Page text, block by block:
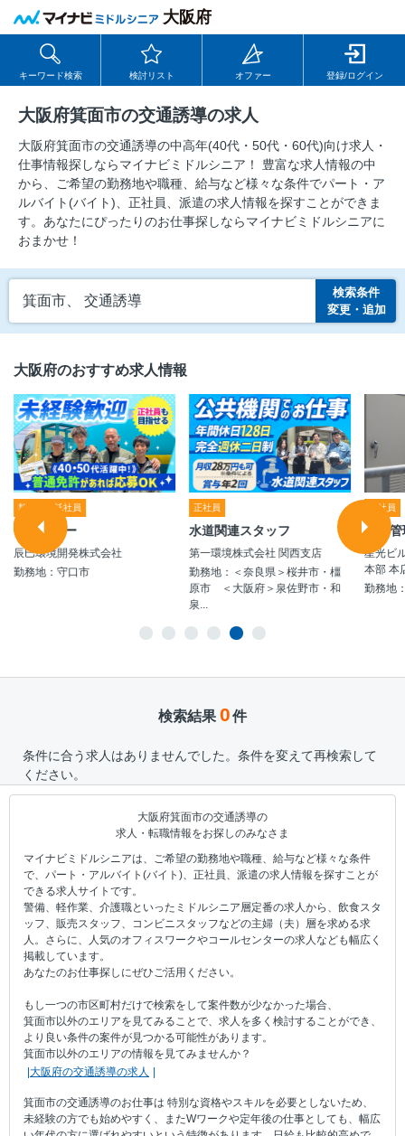
大阪府
キーワード検索 検討リスト オファー 登録/ログイン
大阪府箕面市の交通誘導の求人
大阪府箕面市の交通誘導の中⾼年(40代・50代・60代)向け求⼈・
仕事情報探しならマイナビミドルシニア！ 豊富な求人情報の中
から、ご希望の勤務地や職種、給与など様々な条件でパート・ア
ルバイト(バイト)、正社員、派遣の求人情報を探すことができま
す。あなたにぴったりのお仕事探しならマイナビミドルシニアに
おまかせ！
箕面市、 交通誘導
検索条件
変更・追加
大阪府のおすすめ求人情報
契約・嘱託社員
ドライバー
辰巳環境開発株式会社
勤務地：守口市
正社員
水道関連スタッフ
第一環境株式会社 関西支店
勤務地：＜奈良県＞桜井市・橿
原市 ＜大阪府＞泉佐野市・和
泉...
正社員
設備
星光ビ
本部 本
勤務地
検索結果 0件
条件に合う求人はありませんでした。条件を変えて再検索して
ください。
大阪府箕面市の交通誘導の
求人・転職情報をお探しのみなさま
マイナビミドルシニアは、ご希望の勤務地や職種、給与など様々な条件
で、パート・アルバイト(バイト)、正社員、派遣の求人情報を探すことが
できる求人サイトです。
警備、軽作業、介護職といったミドルシニア層定番の求人から、飲食スタ
ッフ、販売スタッフ、コンビニスタッフなどの主婦（夫）層を求める求
人。さらに、人気のオフィスワークやコールセンターの求人なども幅広く
掲載しています。
あなたのお仕事探しにぜひご活用ください。
もし一つの市区町村だけで検索をして案件数が少なかった場合、
箕面市以外のエリアを見てみることで、求人を多く検討することができ、
より良い条件の案件が見つかる可能性があります。
箕面市以外のエリアの情報を見てみませんか？
大阪府の交通誘導の求人
箕面市の交通誘導のお仕事は 特別な資格やスキルを必要としないため、
未経験の方でも始めやすく、またWワークや定年後の仕事としても、幅広